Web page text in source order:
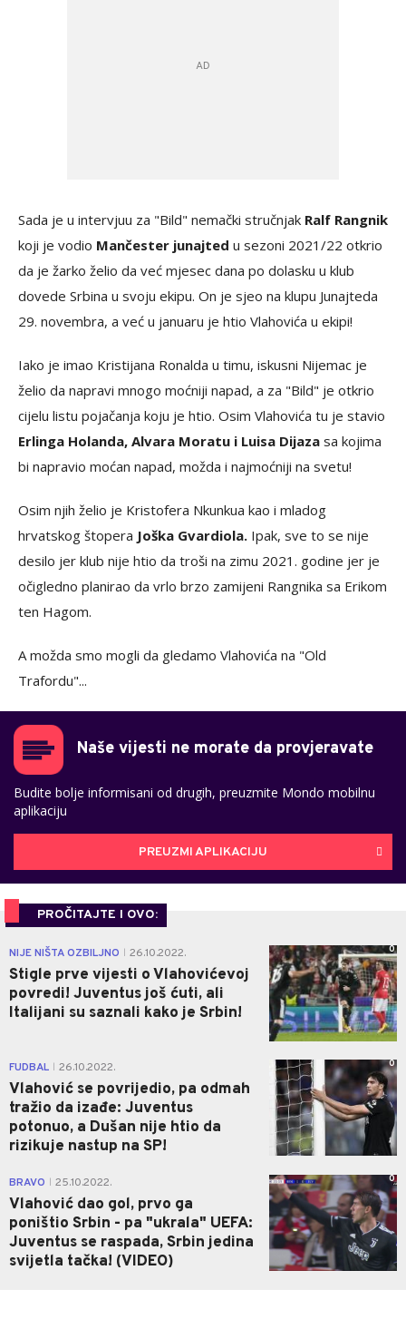
Sada je u intervjuu za "Bild" nemački stručnjak Ralf Rangnik
koji je vodio Mančester junajted u sezoni 2021/22 otkrio
da je žarko želio da već mjesec dana po dolasku u klub
dovede Srbina u svoju ekipu. On je sjeo na klupu Junajteda
29. novembra, a već u januaru je htio Vlahovića u ekipi!
Iako je imao Kristijana Ronalda u timu, iskusni Nijemac je
želio da napravi mnogo moćniji napad, a za "Bild" je otkrio
cijelu listu pojačanja koju je htio. Osim Vlahovića tu je stavio
Erlinga Holanda, Alvara Moratu i Luisa Dijaza sa kojima
bi napravio moćan napad, možda i najmoćniji na svetu!
Osim njih želio je Kristofera Nkunkua kao i mladog
hrvatskog štopera Joška Gvardiola. Ipak, sve to se nije
desilo jer klub nije htio da troši na zimu 2021. godine jer je
očigledno planirao da vrlo brzo zamijeni Rangnika sa Erikom
ten Hagom.
A možda smo mogli da gledamo Vlahovića na "Old
Trafordu"...
Naše vijesti ne morate da provjeravate
Budite bolje informisani od drugih, preuzmite Mondo mobilnu
aplikaciju
PREUZMI APLIKACIJU
PROČITAJTE I OVO:
NIJE NIŠTA OZBILJNO 26.10.2022.
Stigle prve vijesti o Vlahovićevoj
povredi! Juventus još ćuti, ali
Italijani su saznali kako je Srbin!
0
FUDBAL 26.10.2022.
Vlahović se povrijedio, pa odmah
tražio da izađe: Juventus
potonuo, a Dušan nije htio da
rizikuje nastup na SP!
0
BRAVO 25.10.2022.
Vlahović dao gol, prvo ga
poništio Srbin - pa "ukrala" UEFA:
Juventus se raspada, Srbin jedina
svijetla tačka! (VIDEO)
0